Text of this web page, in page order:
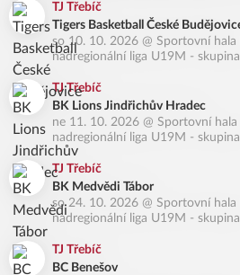
TJ Třebíč
Tigers Basketball České
so 10. 10. 2026 @ Sportovní hala
nadregionální liga U19M -
TJ Třebíč
BK Lions Jindřichův Hradec
ne 11. 10. 2026 @ Sportovní hala
nadregionální liga U19M -
TJ Třebíč
BK Medvědi Tábor
so 24. 10. 2026 @ Sportovní hala
nadregionální liga U19M -
TJ Třebíč
BC Benešov